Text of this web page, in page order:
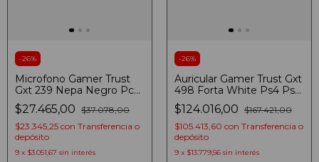
-26%
Microfono Gamer Trust
Gxt 239 Nepa Negro Pc
Twitch Negro
$27.465,00 $37.078,00
$23.345,25 con Transferencia o
depósito
9 x $3.051,67 sin interés
-26%
Auricular Gamer Trust Gxt
498 Forta White Ps4 Ps5
Blanco
$124.016,00 $167.421,00
$105.413,60 con Transferencia o
depósito
9 x $13.779,56 sin interés